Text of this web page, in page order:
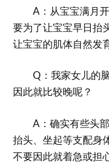
A：从宝宝满月开
要为了让宝宝早日抬
让宝宝的肌体自然发
Q：我家女儿的脑
因此就比较晚呢？
A：确实有些头部
抬头、坐起等支配身
不要因此就着急或担